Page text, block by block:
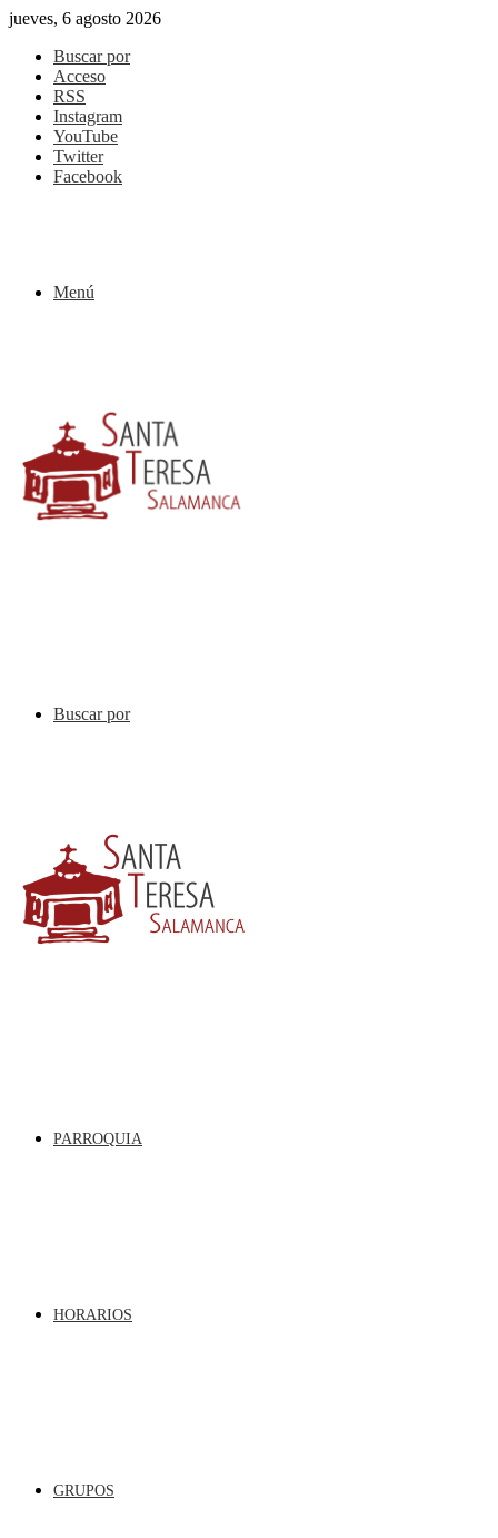
jueves, 6 agosto 2026
Buscar por
Acceso
RSS
Instagram
YouTube
Twitter
Facebook
Menú
Buscar por
PARROQUIA
HORARIOS
GRUPOS